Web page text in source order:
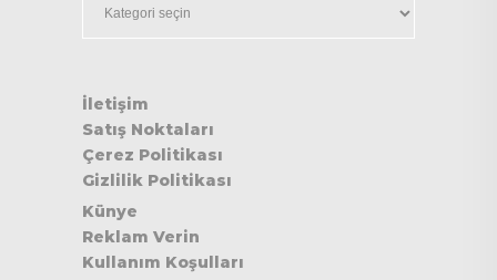
İletişim
Satış Noktaları
Çerez Politikası
Gizlilik Politikası
Künye
Reklam Verin
Kullanım Koşulları